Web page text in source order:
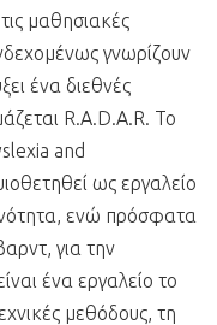
μαθησιακές
γνωρίζουν
ένα διεθνές
R.A.D.A.R. Το
and
ως εργαλείο
ενώ πρόσφατα
για την
ένα εργαλείο το
μεθόδους, τη